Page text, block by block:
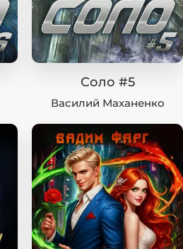
Соло #5
Василий Маханенко